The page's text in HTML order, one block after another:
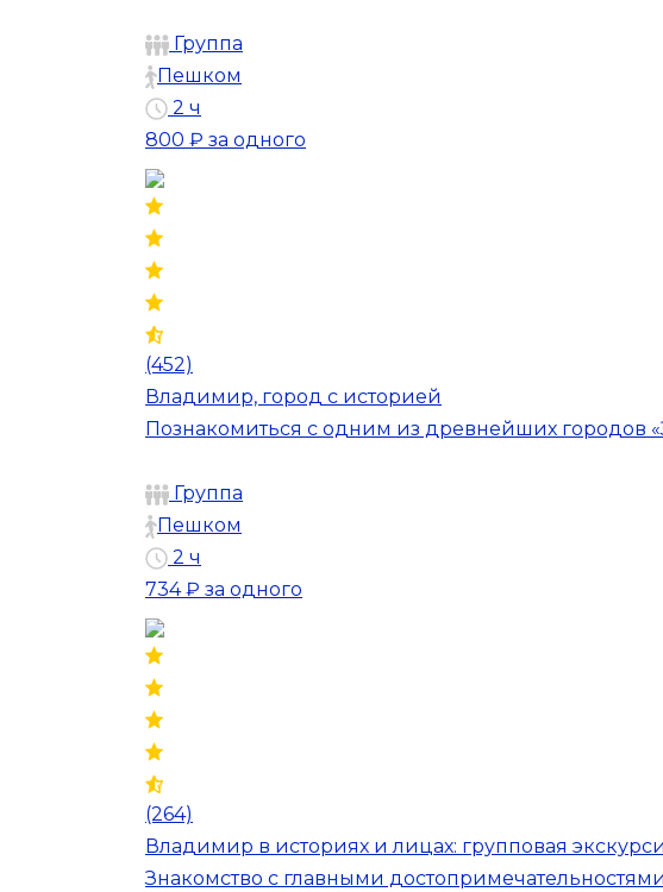
Группа
Пешком
2 ч
800 ₽ за одного
(452)
Владимир, город с историей
Познакомиться с одним из древнейших городов
Группа
Пешком
2 ч
734 ₽ за одного
(264)
Владимир в историях и лицах: групповая
Знакомство с главными